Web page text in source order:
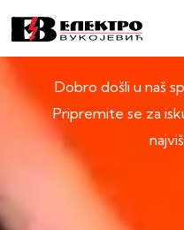
Dobro došli u naš
Pripremite se za